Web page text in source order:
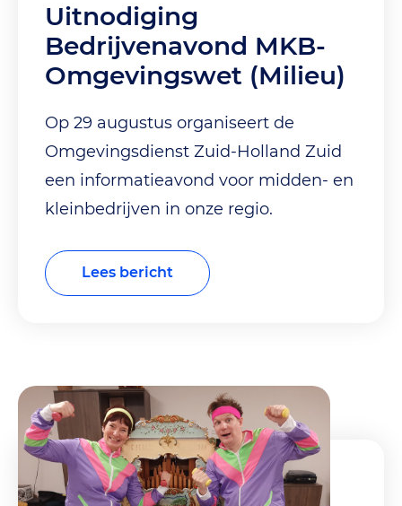
Uitnodiging
Bedrijvenavond MKB-
Omgevingswet (Milieu)
Op 29 augustus organiseert de
Omgevingsdienst Zuid-Holland Zuid
een informatieavond voor midden- en
kleinbedrijven in onze regio.
Lees bericht